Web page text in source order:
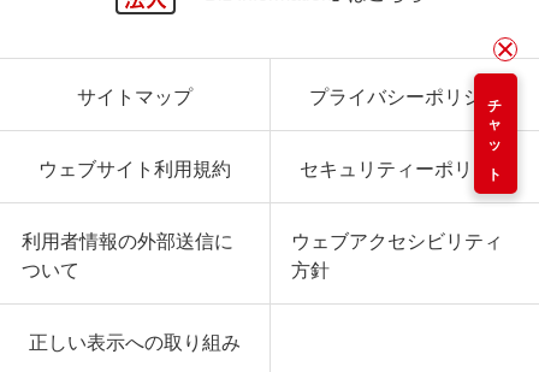
チャット
サイトマップ プライバシーポリシー
ウェブサイト利用規約 セキュリティーポリシー
利用者情報の外部送信に
ついて
ウェブアクセシビリティ
方針
正しい表示への取り組み